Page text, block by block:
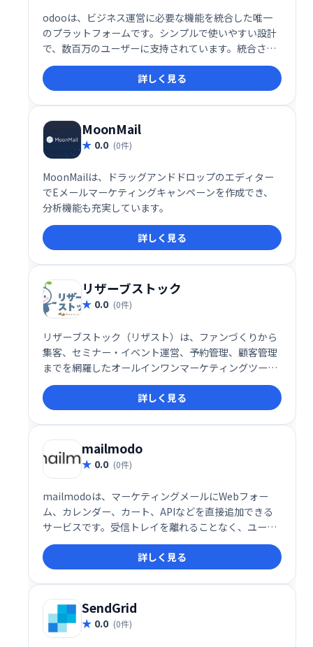
odooは、ビジネス運営に必要な機能を統合した唯一
のプラットフォームです。シンプルで使いやすい設計
で、数百万のユーザーに支持されています。統合され
たアプリにより、業務効率化を実現し、ビジネスの成
長を支援します。
詳しく見る
MoonMail
0.0 (0件)
MoonMailは、ドラッグアンドドロップのエディター
でEメールマーケティングキャンペーンを作成でき、
分析機能も充実しています。
詳しく見る
リザーブストック
0.0 (0件)
リザーブストック（リザスト）は、ファンづくりから
集客、セミナー・イベント運営、予約管理、顧客管理
までを網羅したオールインワンマーケティングツール
です。事務作業の効率化と顧客とのエンゲージメント
向上を実現し、ビジネス成長を強力にサポートしま
す。様々な機能を統合することで、業務負担を軽減
し、集客から顧客育成までを一元管理できます。
詳しく見る
mailmodo
0.0 (0件)
mailmodoは、マーケティングメールにWebフォー
ム、カレンダー、カート、APIなどを直接追加できる
サービスです。受信トレイを離れることなく、ユーザ
ーはメール内で必要なアクションを実行できます。こ
れにより、エンゲージメントの向上とコンバージョン
率の改善に貢献します。顧客体験をスムーズにし、効
率的なマーケティングを実現しましょう。
詳しく見る
SendGrid
0.0 (0件)